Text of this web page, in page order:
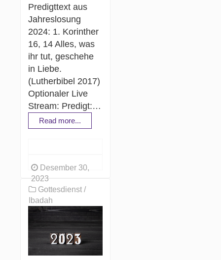
Predigttext aus
Jahreslosung
2024: 1. Korinther
16, 14 Alles, was
ihr tut, geschehe
in Liebe.
(Lutherbibel 2017)
Optionaler Live
Stream: Predigt:…
Read more...
Desember 30,
2023
Gottesdienst /
Ibadah